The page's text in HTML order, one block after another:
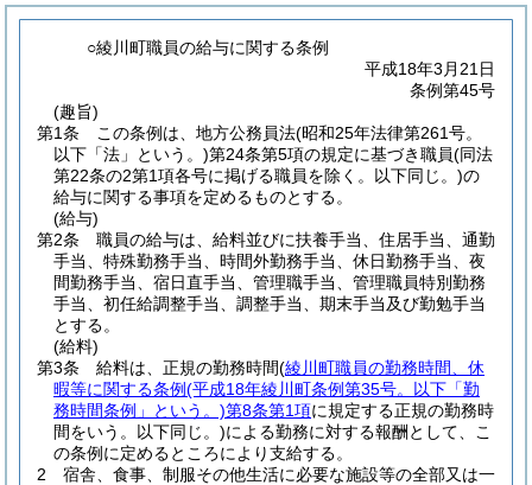
○綾川町職員の給与に関する条例
平成18年3月21日
条例第45号
(趣旨)
第1条
この条例は、地方公務員法(昭和25年法律第261号。
以下「法」という。)第24条第5項の規定に基づき職員(同法
第22条の2第1項各号に掲げる職員を除く。以下同じ。)の
給与に関する事項を定めるものとする。
(給与)
第2条
職員の給与は、給料並びに扶養手当、住居手当、通勤
手当、特殊勤務手当、時間外勤務手当、休日勤務手当、夜
間勤務手当、宿日直手当、管理職手当、管理職員特別勤務
手当、初任給調整手当、調整手当、期末手当及び勤勉手当
とする。
(給料)
第3条
給料は、正規の勤務時間(綾川町職員の勤務時間、休
暇等に関する条例(平成18年綾川町条例第35号。以下「勤
務時間条例」という。)第8条第1項に規定する正規の勤務時
間をいう。以下同じ。)による勤務に対する報酬として、こ
の条例に定めるところにより支給する。
2
宿舎、食事、制服その他生活に必要な施設等の全部又は一